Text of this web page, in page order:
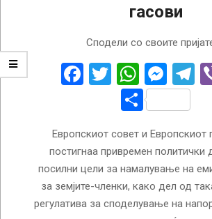
гасови
Сподели со своите
Facebook
Twitter
Share
Европскиот совет и Европскиот
постигнаа привремен политички
посилни цели за намалување на
за земјите-членки, како дел од
регулатива за споделување на